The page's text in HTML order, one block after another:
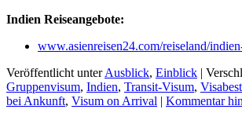
Indien Reiseangebote:
www.asienreisen24.com/reiseland/
Veröffentlicht unter Ausblick, Einblick |
Gruppenvisum, Indien, Transit-Visum,
bei Ankunft, Visum on Arrival | Kommentar